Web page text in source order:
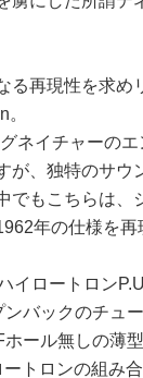
る再現性を求め
ネイチャーの
が、独特のサウ
でもこちらは、
年の仕様を再
イロートロン
ンバックのチュ
ール無しの薄
トロンの組み